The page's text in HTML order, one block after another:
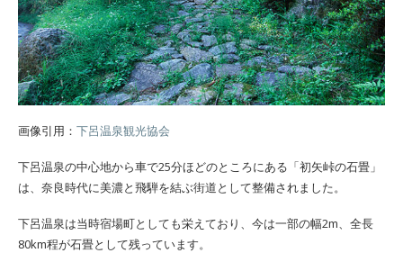
画像引用： 下呂温泉観光協会
下呂温泉の中心地から車で25分ほどのところにある「初矢峠の石畳」
は、奈良時代に美濃と飛騨を結ぶ街道として整備されました。
下呂温泉は当時宿場町としても栄えており、今は一部の幅2m、全長
80km程が石畳として残っています。